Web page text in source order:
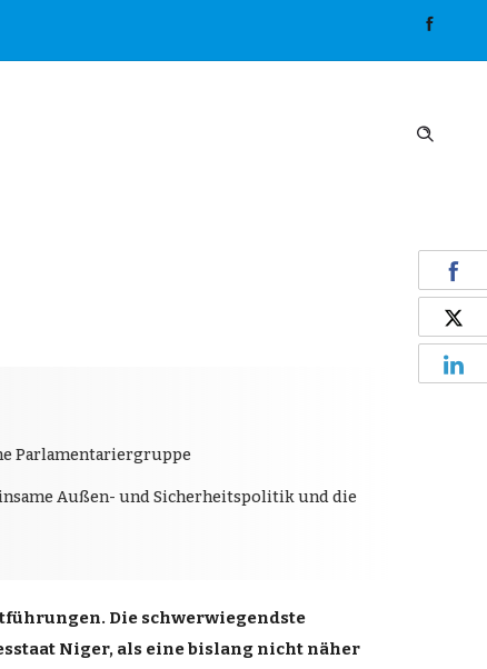
Parlamentariergruppe
Außen- und Sicherheitspolitik und die
Die schwerwiegendste
Niger, als eine bislang nicht näher